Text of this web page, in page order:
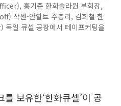
홍기준 한화솔라원 부회장,
작센-안할트 주총리, 김희철 한
독일 큐셀 공장에서 테이프커팅을
보유한‘한화큐셀’이 공